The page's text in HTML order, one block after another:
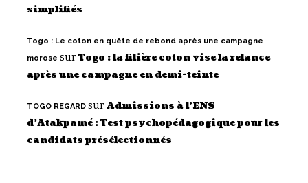
simplifiés
Togo : Le coton en quête de rebond après une campagne
morose surTogo : la filière coton vise la relance
après une campagne en demi-teinte
TOGO REGARD surAdmissions à l’ENS
d’Atakpamé : Test psychopédagogique pour les
candidats présélectionnés